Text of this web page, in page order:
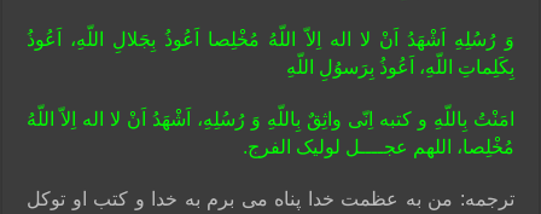
وَ رُسُلِهِ اَشْهَدُ اَنْ لا اله اِلاّ اللّهُ مُخْلِصا اَعُوذُ بِجَلالِ اللّهِ، اَعُوذُ
بِکَلِماتِ اللّهِ، اَعُوذُ بِرَسوُلِ اللّهِ
امَنْتُ بِاللّهِ و کتبه اِنّى واثِقٌ بِاللّهِ وَ رُسُلِهِ، اَشْهَدُ اَنْ لا اله اِلاّ اللّهُ
مُخْلِصا، اللهم عجــــل لولیک الفرج.
ترجمه: من به عظمت خدا پناه می برم به خدا و کتب او توکل